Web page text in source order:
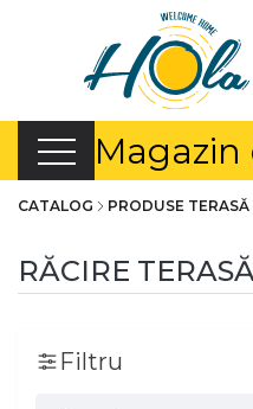
Magazin
CATALOG PRODUSE TERASĂ
RĂCIRE
Filtru